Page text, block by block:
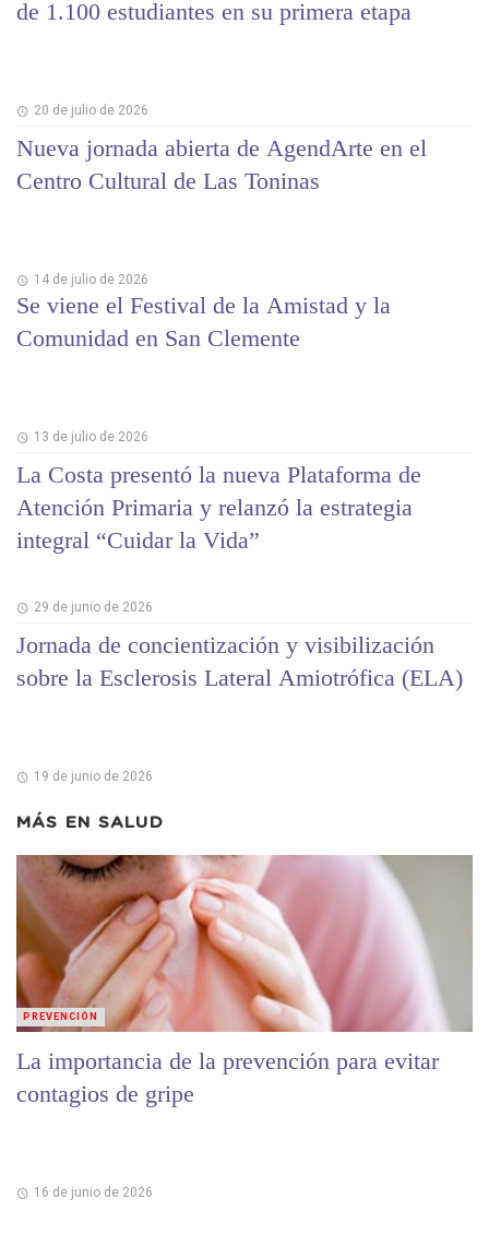
de 1.100 estudiantes en su primera etapa
20 de julio de 2026
Nueva jornada abierta de AgendArte en el
Centro Cultural de Las Toninas
14 de julio de 2026
Se viene el Festival de la Amistad y la
Comunidad en San Clemente
13 de julio de 2026
La Costa presentó la nueva Plataforma de
Atención Primaria y relanzó la estrategia
integral “Cuidar la Vida”
29 de junio de 2026
Jornada de concientización y visibilización
sobre la Esclerosis Lateral Amiotrófica (ELA)
19 de junio de 2026
MÁS EN SALUD
La importancia de la prevención para evitar
contagios de gripe
16 de junio de 2026
PREVENCIÓN